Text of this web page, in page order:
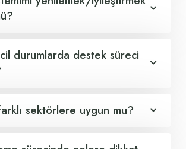
durumlarda destek süreci
sektörlere uygun mu?